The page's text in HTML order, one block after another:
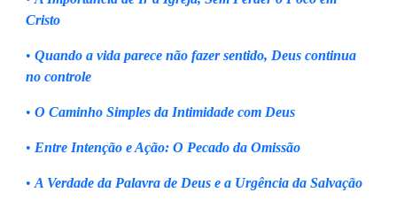
Cristo
• Quando a vida parece não fazer sentido, Deus continua
no controle
• O Caminho Simples da Intimidade com Deus
• Entre Intenção e Ação: O Pecado da Omissão
• A Verdade da Palavra de Deus e a Urgência da Salvação